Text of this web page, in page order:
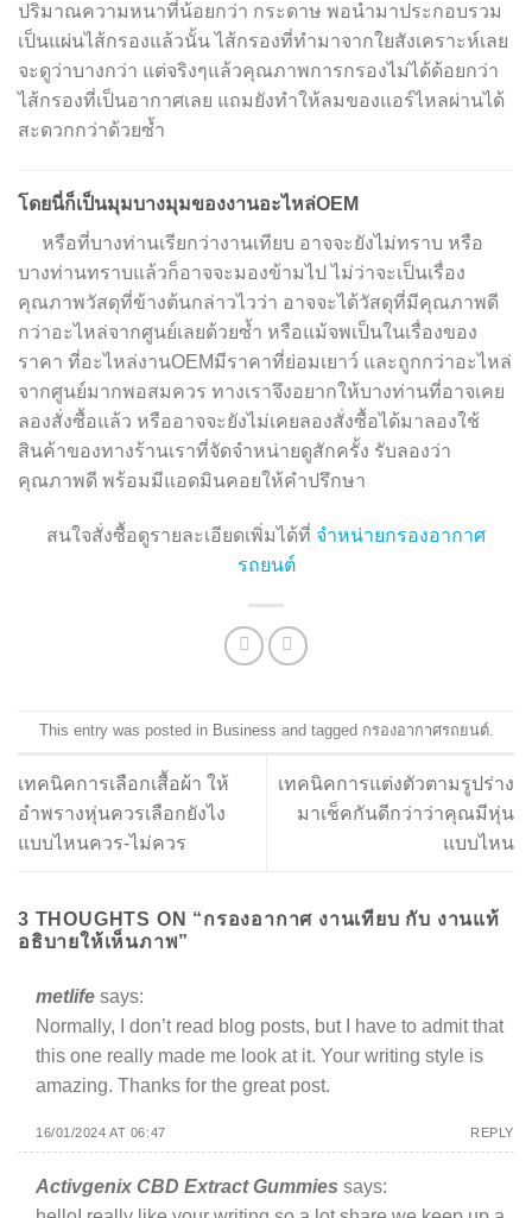
ปริมาณความหนาที่น้อยกว่า กระดาษ พอนำมาประกอบรวม
เป็นแผ่นไส้กรองแล้วนั้น ไส้กรองที่ทำมาจากใยสังเคราะห์เลย
จะดูว่าบางกว่า แต่จริงๆแล้วคุณภาพการกรองไม่ได้ด้อยกว่า
ไส้กรองที่เป็นอากาศเลย แถมยังทำให้ลมของแอร์ไหลผ่านได้
สะดวกกว่าด้วยซ้ำ
โดยนี่ก็เป็นมุมบางมุมของงานอะไหล่OEM
หรือที่บางท่านเรียกว่างานเทียบ อาจจะยังไม่ทราบ หรือ
บางท่านทราบแล้วก็อาจจะมองข้ามไป ไม่ว่าจะเป็นเรื่อง
คุณภาพวัสดุที่ข้างต้นกล่าวไวว่า อาจจะได้วัสดุที่มีคุณภาพดี
กว่าอะไหล่จากศูนย์เลยด้วยซ้ำ หรือแม้จพเป็นในเรื่องของ
ราคา ที่อะไหล่งานOEMมีราคาที่ย่อมเยาว์ และถูกกว่าอะไหล่
จากศูนย์มากพอสมควร ทางเราจึงอยากให้บางท่านที่อาจเคย
ลองสั่งซื้อแล้ว หรืออาจจะยังไม่เคยลองสั่งซื้อได้มาลองใช้
สินค้าของทางร้านเราที่จัดจำหน่ายดูสักครั้ง รับลองว่า
คุณภาพดี พร้อมมีแอดมินคอยให้คำปรึกษา
สนใจสั่งซื้อดูรายละเอียดเพิ่มได้ที่ จำหน่ายกรองอากาศ
รถยนต์
This entry was posted in Business and tagged กรองอากาศรถยนต์.
เทคนิคการเลือกเสื้อผ้า ให้
อำพรางหุ่นควรเลือกยังไง
แบบไหนควร-ไม่ควร
เทคนิคการแต่งตัวตามรูปร่าง
มาเช็คกันดีกว่าว่าคุณมีหุ่น
แบบไหน
3 THOUGHTS ON “กรองอากาศ งานเทียบ กับ งานแท้
อธิบายให้เห็นภาพ”
metlife says:
Normally, I don’t read blog posts, but I have to admit that
this one really made me look at it. Your writing style is
amazing. Thanks for the great post.
16/01/2024 AT 06:47 REPLY
Activgenix CBD Extract Gummies says: